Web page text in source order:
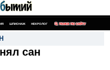
ШПИОНАЖ НЕКРОЛОГ ПОИСК ПО САЙТУ
сан